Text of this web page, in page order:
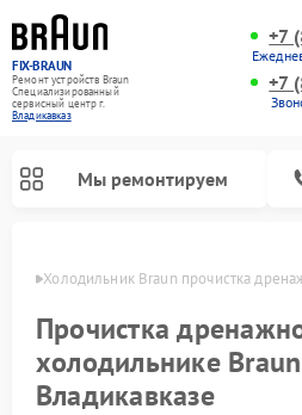
FIX-BRAUN
Ремонт устройств Braun
Специализированный
cервисный центр г.
Владикавказ
+7
+7
Мы ремонтируем
Холодильник Braun прочистка
Прочистка
холодильнике
Владикавказе